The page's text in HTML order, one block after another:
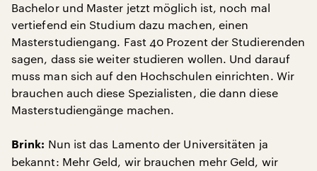
Bachelor und Master jetzt möglich ist, noch mal
vertiefend ein Studium dazu machen, einen
Masterstudiengang. Fast 40 Prozent der Studierenden
sagen, dass sie weiter studieren wollen. Und darauf
muss man sich auf den Hochschulen einrichten. Wir
brauchen auch diese Spezialisten, die dann diese
Masterstudiengänge machen.
Brink: Nun ist das Lamento der Universitäten ja
bekannt: Mehr Geld, wir brauchen mehr Geld, wir